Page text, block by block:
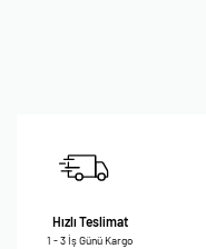
Hızlı Teslimat
1 - 3 İş Günü Kargo